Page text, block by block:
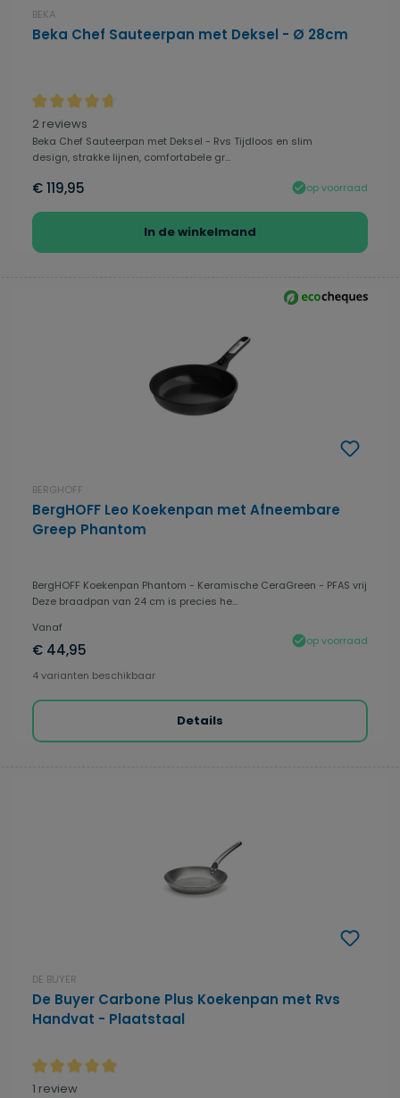
BEKA
Beka Chef Sauteerpan met Deksel - Ø 28cm
Gemiddelde waardering van 4.75 van 5 sterren
2 reviews
Beka Chef Sauteerpan met Deksel - Rvs Tijdloos en slim
design, strakke lijnen, comfortabele gr...
€ 119,95 op voorraad
In de winkelmand
BERGHOFF
BergHOFF Leo Koekenpan met Afneembare
Greep Phantom
BergHOFF Koekenpan Phantom - Keramische CeraGreen - PFAS vrij
Deze braadpan van 24 cm is precies he...
Vanaf
€ 44,95
op voorraad
4 varianten beschikbaar
Details
DE BUYER
De Buyer Carbone Plus Koekenpan met Rvs
Handvat - Plaatstaal
Gemiddelde waardering van 5 van 5 sterren
1 review